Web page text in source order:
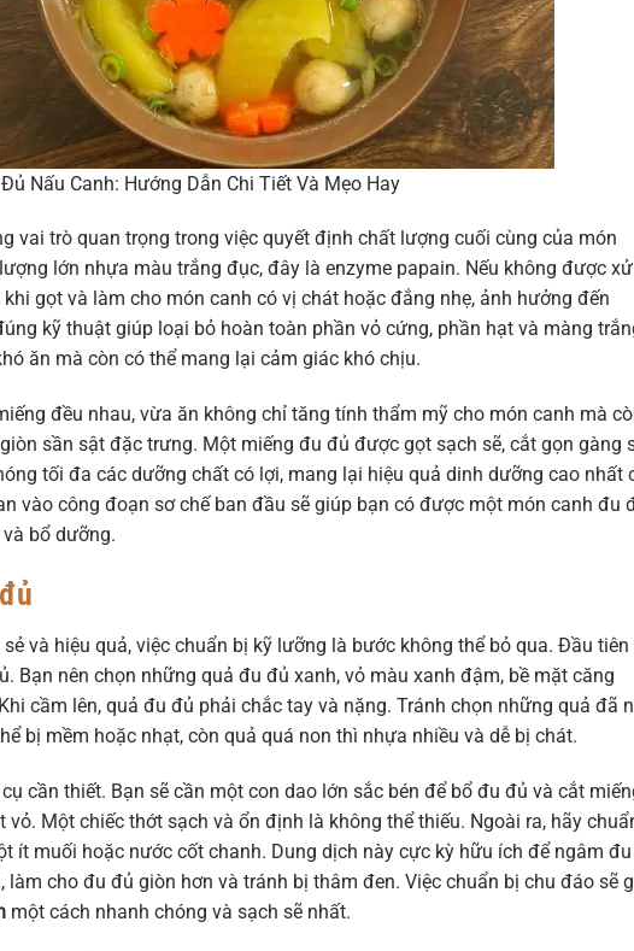
Nấu Canh: Hướng Dẫn Chi Tiết Và Mẹo Hay
vai trò quan trọng trong việc quyết định chất lượng cuối cùng của món
lớn nhựa màu trắng đục, đây là enzyme papain. Nếu không được
gọt và làm cho món canh có vị chát hoặc đắng nhẹ, ảnh hưởng đến
kỹ thuật giúp loại bỏ hoàn toàn phần vỏ cứng, phần hạt và màng
ăn mà còn có thể mang lại cảm giác khó chịu.
đều nhau, vừa ăn không chỉ tăng tính thẩm mỹ cho món canh mà
sần sật đặc trưng. Một miếng đu đủ được gọt sạch sẽ, cắt gọn gàng
tối đa các dưỡng chất có lợi, mang lại hiệu quả dinh dưỡng cao nhất
vào công đoạn sơ chế ban đầu sẽ giúp bạn có được một món canh đu
bổ dưỡng.
và hiệu quả, việc chuẩn bị kỹ lưỡng là bước không thể bỏ qua. Đầu tiên
Bạn nên chọn những quả đu đủ xanh, vỏ màu xanh đậm, bề mặt căng
cầm lên, quả đu đủ phải chắc tay và nặng. Tránh chọn những quả đã
bị mềm hoặc nhạt, còn quả quá non thì nhựa nhiều và dễ bị chát.
cần thiết. Bạn sẽ cần một con dao lớn sắc bén để bổ đu đủ và cắt
Một chiếc thớt sạch và ổn định là không thể thiếu. Ngoài ra, hãy
ít muối hoặc nước cốt chanh. Dung dịch này cực kỳ hữu ích để ngâm
cho đu đủ giòn hơn và tránh bị thâm đen. Việc chuẩn bị chu đáo sẽ
một cách nhanh chóng và sạch sẽ nhất.